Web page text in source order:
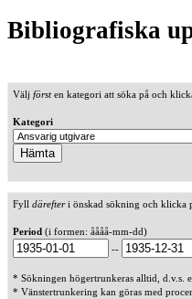
Bibliografiska
Välj försten kategori att söka på och
Kategori
Fyll därefteri önskad sökning och klicka
Period (i formen: åååå-mm-dd)
--
* Sökningen högertrunkeras alltid, d.v.s.
* Vänstertrunkering kan göras med